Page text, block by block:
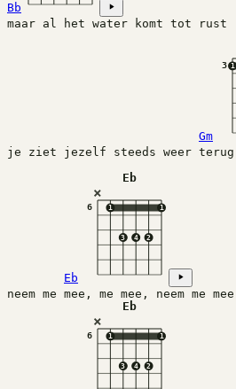
Bb
maar al het water komt tot rust
Gm
3 1
je ziet jezelf steeds weer terug
Eb
Eb
×
6 1
3 4 2
1
neem me mee, me mee, neem me mee
Eb
×
6 1
3 4 2
1